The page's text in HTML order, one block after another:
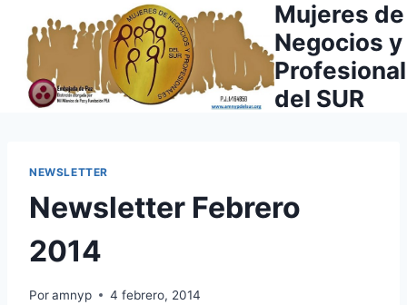
contenido
Mujeres de
Negocios y
del SUR
NEWSLETTER
Newsletter Febrero
2014
Poramnyp 4 febrero, 2014